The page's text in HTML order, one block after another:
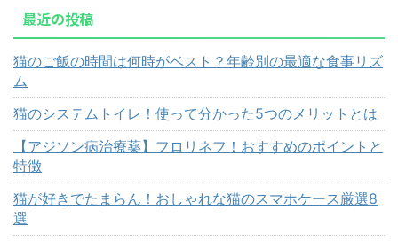
最近の投稿
猫のご飯の時間は何時がベスト？年齢別の最適な食事リズ
ム
猫のシステムトイレ！使って分かった5つのメリットとは
【アジソン病治療薬】フロリネフ！おすすめのポイントと
特徴
猫が好きでたまらん！おしゃれな猫のスマホケース厳選8
選